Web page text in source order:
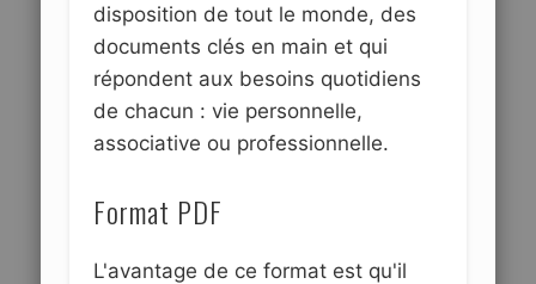
disposition de tout le monde, des
documents clés en main et qui
répondent aux besoins quotidiens
de chacun : vie personnelle,
associative ou professionnelle.
Format PDF
L'avantage de ce format est qu'il